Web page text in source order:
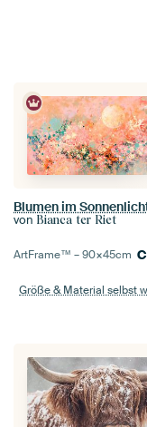
Blumen im
von Bianca ter Riet
ArtFrame™ –90×45cm
Größe & Material selbst